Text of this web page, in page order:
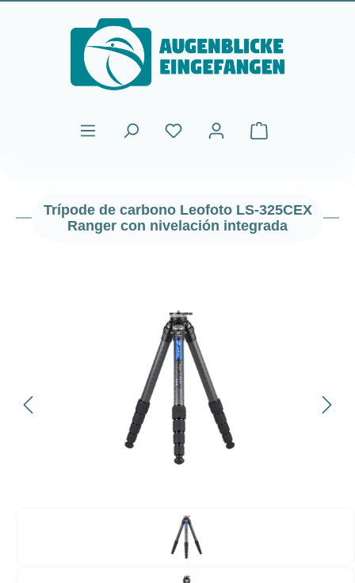
Saltar al contenido principal
El carrito de
Trípode de carbono Leofoto LS-325CEX
Ranger con nivelación integrada